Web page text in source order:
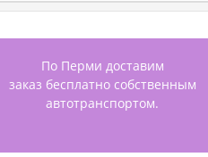
По Перми доставим
заказ бесплатно собственным
автотранспортом.